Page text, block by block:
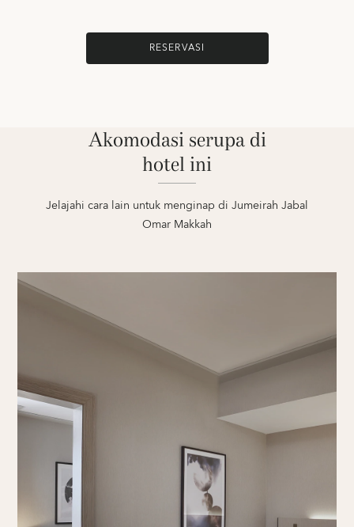
RESERVASI
Akomodasi serupa di
hotel ini
Jelajahi cara lain untuk menginap di Jumeirah Jabal
Omar Makkah